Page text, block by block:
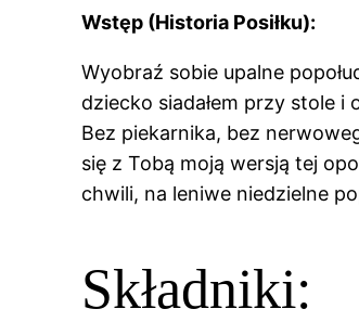
Wstęp (Historia Posiłku):
Wyobraź sobie upalne
dziecko siadałem przy stole i
Bez piekarnika, bez
się z Tobą moją wersją tej
chwili, na leniwe niedzielne
Składniki: